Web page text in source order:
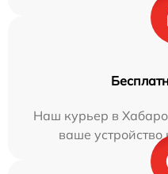
Наш курьер в
ваше